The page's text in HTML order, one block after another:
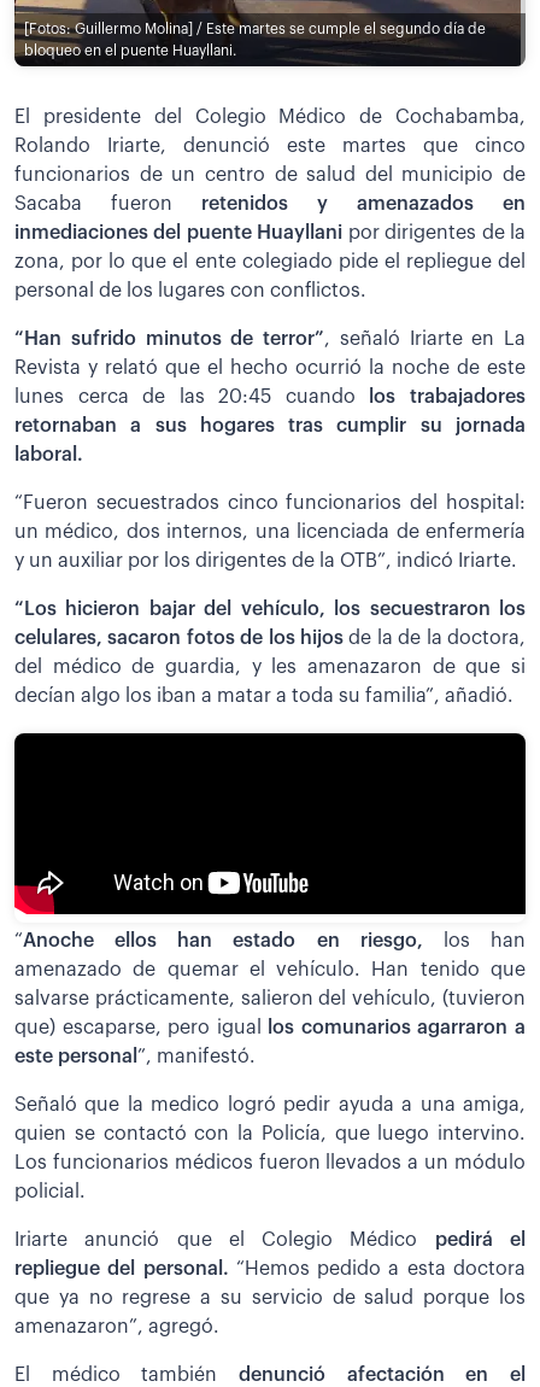
[Fotos: Guillermo Molina] / Este martes se cumple el segundo día de
bloqueo en el puente Huayllani.
El presidente del Colegio Médico de Cochabamba,
Rolando Iriarte, denunció este martes que cinco
funcionarios de un centro de salud del municipio de
Sacaba fueron retenidos y amenazados en
inmediaciones del puente Huayllani por dirigentes de la
zona, por lo que el ente colegiado pide el repliegue del
personal de los lugares con conflictos.
“Han sufrido minutos de terror”, señaló Iriarte en La
Revista y relató que el hecho ocurrió la noche de este
lunes cerca de las 20:45 cuando
los trabajadores
retornaban a sus hogares tras cumplir su jornada
laboral.
“Fueron secuestrados cinco funcionarios del hospital:
un médico, dos internos, una licenciada de enfermería
y un auxiliar por los dirigentes de la OTB”, indicó Iriarte.
“Los hicieron bajar del vehículo, los secuestraron los
celulares, sacaron fotos de los hijosde la de la doctora,
del médico de guardia, y les amenazaron de que si
decían algo los iban a matar a toda su familia”, añadió.
“Anoche ellos han estado en riesgo, los han
amenazado de quemar el vehículo. Han tenido que
salvarse prácticamente, salieron del vehículo, (tuvieron
que) escaparse, pero igual
los comunarios agarraron a
este personal ”, manifestó.
Señaló que la medico logró pedir ayuda a una amiga,
quien se contactó con la Policía, que luego intervino.
Los funcionarios médicos fueron llevados a un módulo
policial.
Iriarte anunció que el Colegio Médico pedirá el
repliegue del personal. “Hemos pedido a esta doctora
que ya no regrese a su servicio de salud porque los
amenazaron”, agregó.
El médico también denunció afectación en el